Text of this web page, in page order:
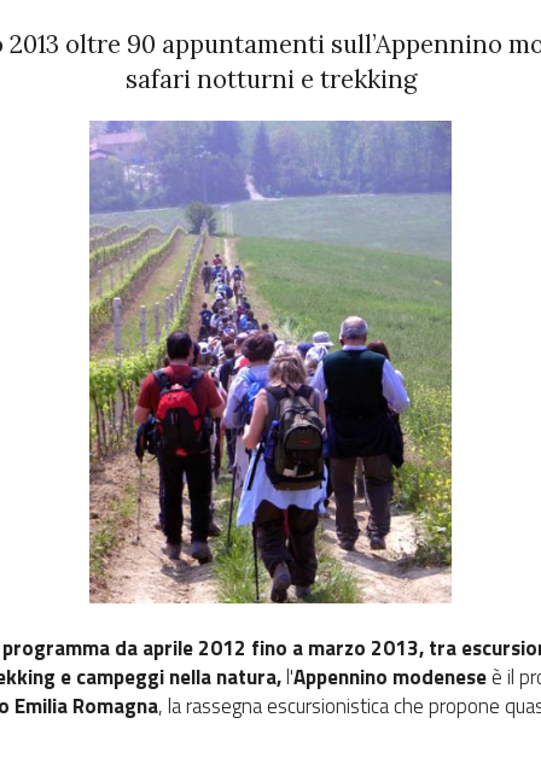
2013 oltre 90 appuntamenti sull’Appennino
safari notturni e trekking
da aprile 2012 fino a marzo 2013, tra
e campeggi nella natura,l'Appennino modeneseè il
Emilia Romagna, la rassegna escursionistica che propone